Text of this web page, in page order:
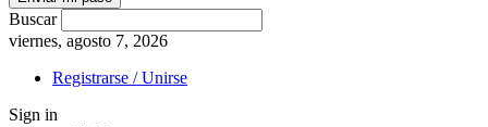
Buscar
viernes, agosto 7, 2026
Registrarse / Unirse
Sign in